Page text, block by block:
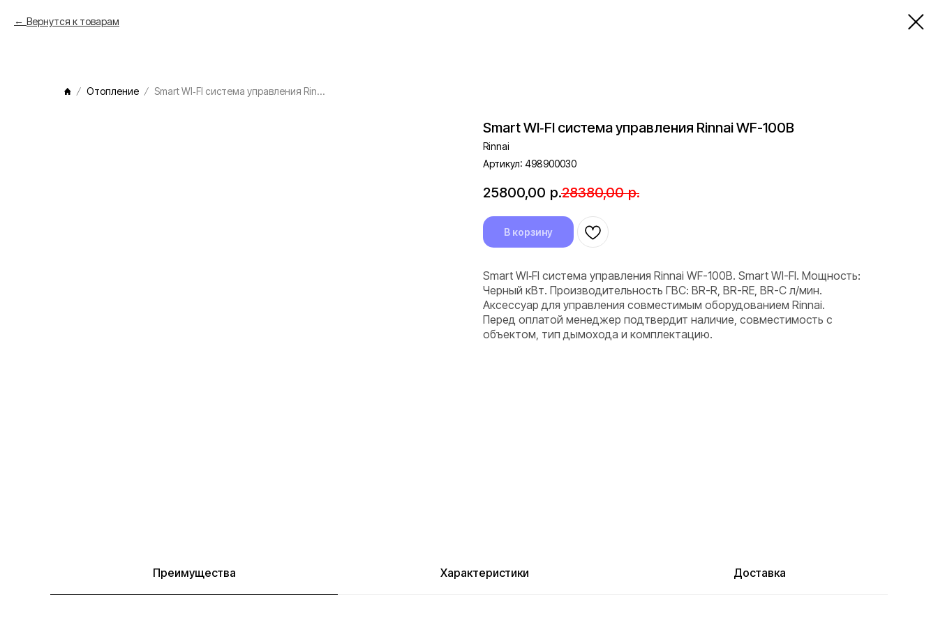
Вернутся к товарам
Отопление Smart WI‑FI система управления Rinnai WF-100B
Smart WI‑FI система управления Rinnai WF-100B
Rinnai
Артикул: 498900030
25800,00 р.28380,00 р.
В корзину
Smart WI‑FI система управления Rinnai WF-100B. Smart WI-FI. Мощность:
Черный кВт. Производительность ГВС: BR-R, BR-RE, BR-C л/мин.
Аксессуар для управления совместимым оборудованием Rinnai.
Перед оплатой менеджер подтвердит наличие, совместимость с
объектом, тип дымохода и комплектацию.
Преимущества Характеристики Доставка